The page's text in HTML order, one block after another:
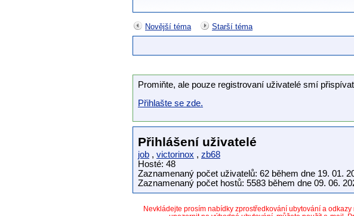
Novější téma Starší téma
Promiňte, ale pouze registrovaní uživatelé smí
Přihlašte se zde.
Přihlášení uživatelé
job , victorinox , zb68
Hosté: 48
Zaznamenaný počet uživatelů: 62 během dne 19. 01.
Zaznamenaný počet hostů: 5583 během dne 09. 06.
Nevkládejte prosím nabídky zprostředkování ubytování a